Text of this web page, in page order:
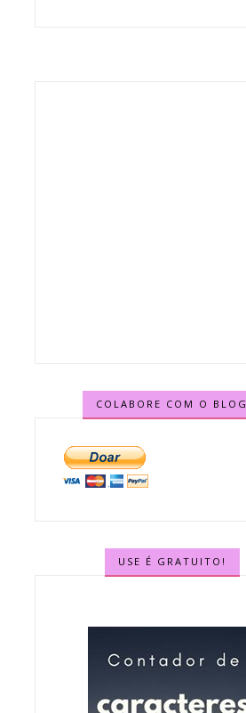
COLABORE COM O BLOG
USE É GRATUITO!